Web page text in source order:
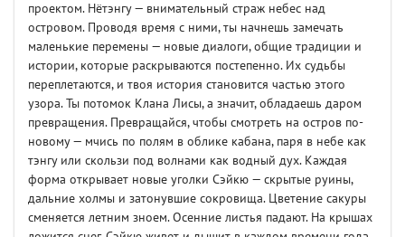
проектом. Нётэнгу — внимательный страж небес над
островом. Проводя время с ними, ты начнешь замечать
маленькие перемены — новые диалоги, общие традиции и
истории, которые раскрываются постепенно. Их судьбы
переплетаются, и твоя история становится частью этого
узора. Ты потомок Клана Лисы, а значит, обладаешь даром
превращения. Превращайся, чтобы смотреть на остров по-
новому — мчись по полям в облике кабана, паря в небе как
тэнгу или скользи под волнами как водный дух. Каждая
форма открывает новые уголки Сэйкю — скрытые руины,
дальние холмы и затонувшие сокровища. Цветение сакуры
сменяется летним зноем. Осенние листья падают. На крышах